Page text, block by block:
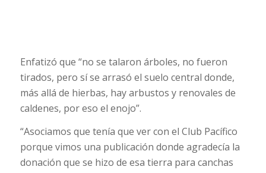
Enfatizó que “no se talaron árboles, no fueron
tirados, pero sí se arrasó el suelo central donde,
más allá de hierbas, hay arbustos y renovales de
caldenes, por eso el enojo”.
“Asociamos que tenía que ver con el Club Pacífico
porque vimos una publicación donde agradecía la
donación que se hizo de esa tierra para canchas